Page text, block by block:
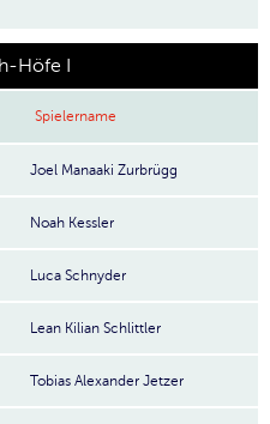
Höfe I
Spielername
Joel Manaaki Zurbrügg
Noah Kessler
Luca Schnyder
Lean Kilian Schlittler
Tobias Alexander Jetzer